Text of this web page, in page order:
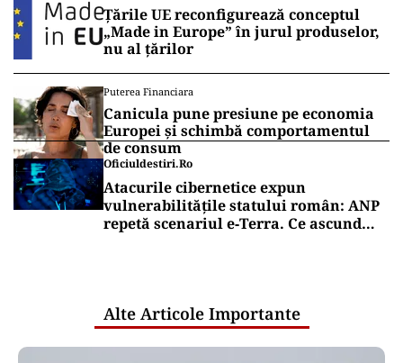
Țările UE reconfigurează conceptul
„Made in Europe” în jurul produselor,
nu al țărilor
Puterea Financiara
Canicula pune presiune pe economia
Europei și schimbă comportamentul
de consum
Oficiuldestiri.ro
Atacurile cibernetice expun
vulnerabilitățile statului român: ANP
repetă scenariul e‑Terra. Ce ascund
Alte Articole Importante